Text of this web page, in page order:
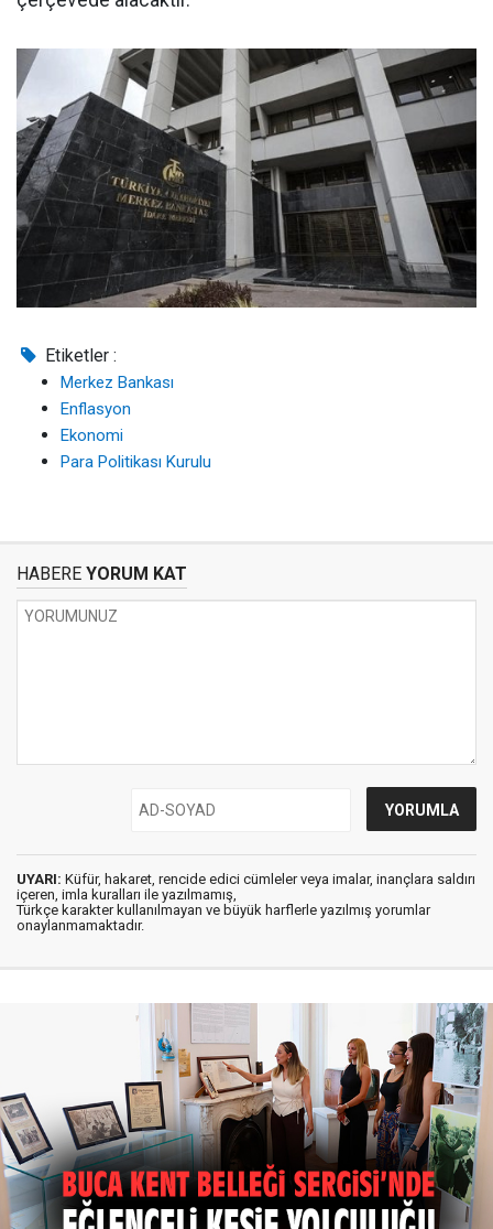
Etiketler :
Merkez Bankası
Enflasyon
Ekonomi
Para Politikası Kurulu
HABERE YORUM KAT
UYARI: Küfür, hakaret, rencide edici cümleler veya imalar, inançlara saldırı
içeren, imla kuralları ile yazılmamış,
Türkçe karakter kullanılmayan ve büyük harflerle yazılmış yorumlar
onaylanmamaktadır.